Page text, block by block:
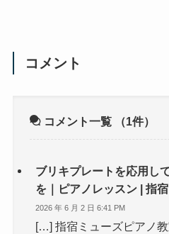
コメント
コメント一覧 （1件）
ブリキプレートを応用し
を｜ピアノレッスン | 指
2026 年 6 月 2 日 6:41 PM
[…] 指宿ミューズピアノ